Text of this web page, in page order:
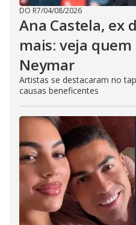
DO R7/04/08/2026
Ana Castela, ex
mais: veja
Neymar
Artistas se destacaram no
causas beneficentes